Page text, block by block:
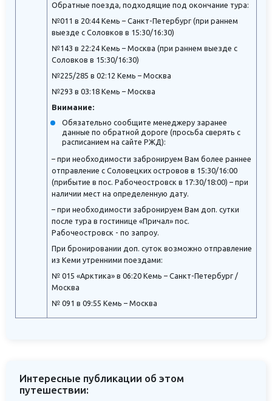
Обратные поезда, подходящие под окончание тура:
№011 в 20:44 Кемь – Санкт-Петербург (при раннем
выезде с Соловков в 15:30/16:30)
№143 в 22:24 Кемь – Москва (при раннем выезде с
Соловков в 15:30/16:30)
№225/285 в 02:12 Кемь – Москва
№293 в 03:18 Кемь – Москва
Внимание:
Обязательно сообщите менеджеру заранее
данные по обратной дороге (просьба сверять с
расписанием на сайте РЖД):
– при необходимости забронируем Вам более раннее
отправление с Соловецких островов в 15:30/16:00
(прибытие в пос. Рабочеостровск в 17:30/18:00) – при
наличии мест на определенную дату.
– при необходимости забронируем Вам доп. сутки
после тура в гостинице «Причал» пос.
Рабочеостровск - по запроу.
При бронировании доп. суток возможно отправление
из Кеми утренними поездами:
№ 015 «Арктика» в 06:20 Кемь – Санкт-Петербург /
Москва
№ 091 в 09:55 Кемь – Москва
Интересные публикации об этом
путешествии: